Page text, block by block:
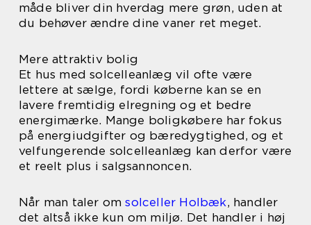
måde bliver din hverdag mere grøn, uden at
du behøver ændre dine vaner ret meget.
Mere attraktiv bolig
Et hus med solcelleanlæg vil ofte være
lettere at sælge, fordi køberne kan se en
lavere fremtidig elregning og et bedre
energimærke. Mange boligkøbere har fokus
på energiudgifter og bæredygtighed, og et
velfungerende solcelleanlæg kan derfor være
et reelt plus i salgsannoncen.
Når man taler omsolceller Holbæk, handler
det altså ikke kun om miljø. Det handler i høj